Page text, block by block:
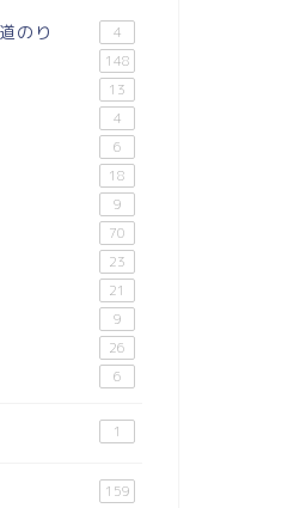
のり 4
148
13
4
6
18
9
70
23
21
9
26
6
1
159